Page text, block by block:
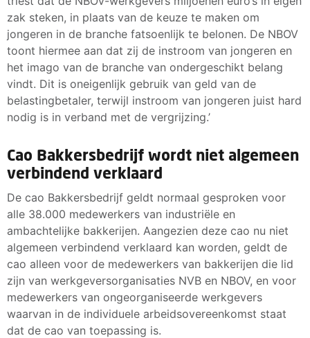
zak steken, in plaats van de keuze te maken om
jongeren in de branche fatsoenlijk te belonen. De NBOV
toont hiermee aan dat zij de instroom van jongeren en
het imago van de branche van ondergeschikt belang
vindt. Dit is oneigenlijk gebruik van geld van de
belastingbetaler, terwijl instroom van jongeren juist hard
nodig is in verband met de vergrijzing.’
Cao Bakkersbedrijf wordt niet algemeen
verbindend verklaard
De cao Bakkersbedrijf geldt normaal gesproken voor
alle 38.000 medewerkers van industriële en
ambachtelijke bakkerijen. Aangezien deze cao nu niet
algemeen verbindend verklaard kan worden, geldt de
cao alleen voor de medewerkers van bakkerijen die lid
zijn van werkgeversorganisaties NVB en NBOV, en voor
medewerkers van ongeorganiseerde werkgevers
waarvan in de individuele arbeidsovereenkomst staat
dat de cao van toepassing is.